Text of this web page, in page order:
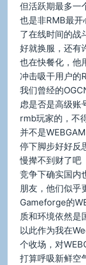
但活跃期最多一
也是非RMB最
了在线时间的战
好就换服，还有
也在快餐化，他
冲击吸干用户的
我们曾经的
虑是否是高级账
rmb玩家的，不
并不是
停下脚步好好反
慢撵不到财了吧
竞争下确实国内
朋友，他们似乎
Gameforge的
质和环境依然是
以此作为我在
个收场，对
打算呼吸新鲜空